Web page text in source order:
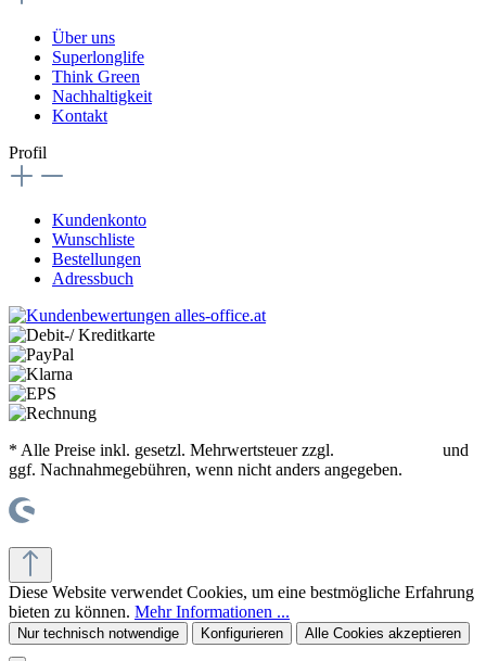
Über uns
Superlonglife
Think Green
Nachhaltigkeit
Kontakt
Profil
Kundenkonto
Wunschliste
Bestellungen
Adressbuch
* Alle Preise inkl. gesetzl. Mehrwertsteuer zzgl.
und
ggf. Nachnahmegebühren, wenn nicht anders angegeben.
Diese Website verwendet Cookies, um eine bestmögliche Erfahrung
bieten zu können. Mehr Informationen ...
Nur technisch notwendige Konfigurieren Alle Cookies akzeptieren